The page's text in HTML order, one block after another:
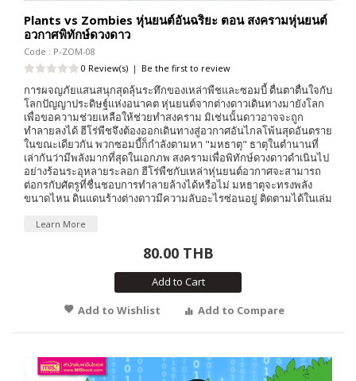
Plants vs Zombies หุ่นยนต์อันฉริยะ ตอน สงครามหุ่นยนต์
อวกาศพิทักษ์ดวงดาว
Code : P-ZOM-08
0 Review(s) | Be the first to review
การผจญภัยแสนสนุกสุดลุ้นระทึกของเหล่าพืชและซอมบี้ ตื่นตาตื่นใจกับ
โลกปัญญาประดิษฐ์แห่งอนาคต หุ่นยนต์จากต่างดาวเดินทางมายังโลก
เพื่อขอความช่วยเหลือให้ช่วยทำสงคราม มิเช่นนั้นดาวอาจจะถูก
ทำลายลงได้ ฮีโร่พืชจึงต้องออกเดินทางสู่อวกาศอันไกลโพ้นสุดอันตราย
ในขณะเดียวกัน พวกซอมบี้ก็กำลังตามหา "มหธาตุ" ธาตุในตำนานที่
เล่ากันว่ามีพลังมากที่สุดในเอกภพ สงครามเพื่อพิทักษ์ดวงดาวดำเนินไป
อย่างร้อนระอุหลายระลอก ฮีโร่พืชกับเหล่าหุ่นยนต์อวกาศจะสามารถ
ต่อกรกับศัตรูที่ชื่นชอบการทำลายล้างได้หรือไม่ มหธาตุจะทรงพลัง
ขนาดไหน ดินแดนร้างต่างดาวมีความลับอะไรซ่อนอยู่ ติดตามได้ในเล่ม
Learn More
80.00 THB
Add to Cart
Add to Wishlist
Add to Compare